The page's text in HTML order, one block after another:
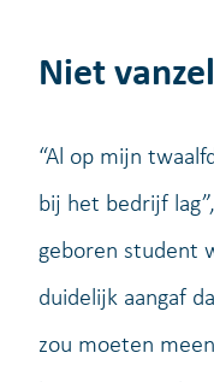
Niet
“Al op mijn
bij het bedrijf
geboren student
duidelijk aangaf
zou moeten